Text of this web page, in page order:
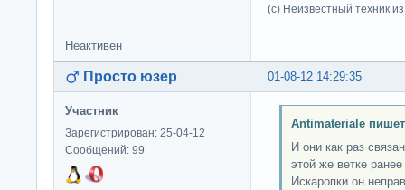
(c) Неизвестный техник
Неактивен
01-08-12 14:29:35
Просто юзер
Участник
Зарегистрирован: 25-04-12
Сообщений: 99
Antimateriale
И они как раз
этой же ветке
Искаропки он